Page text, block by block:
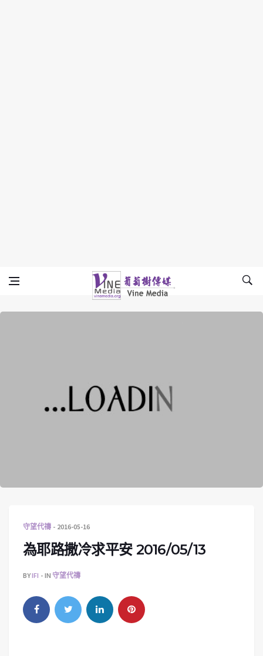
Vine Media
葡萄樹傳媒
守望代禱 2016-05-16
為耶路撒冷求平安 2016/05/13
BYIFI IN 守望代禱